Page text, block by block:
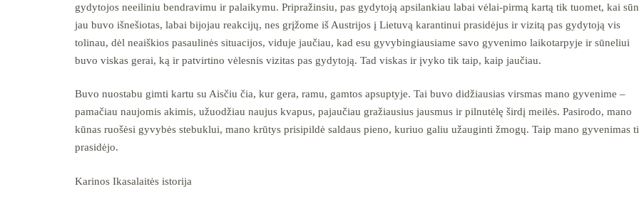
gydytojos neeiliniu bendravimu ir palaikymu. Pripražinsiu, pas gydytoją apsilankiau labai vėlai-pirmą kartą tik tuomet, kai
jau buvo išnešiotas, labai bijojau reakcijų, nes grįžome iš Austrijos į Lietuvą karantinui prasidėjus ir vizitą pas gydytoją vis
tolinau, dėl neaiškios pasaulinės situacijos, viduje jaučiau, kad esu gyvybingiausiame savo gyvenimo laikotarpyje ir sūneliui
buvo viskas gerai, ką ir patvirtino vėlesnis vizitas pas gydytoją. Tad viskas ir įvyko tik taip, kaip jaučiau.
Buvo nuostabu gimti kartu su Aisčiu čia, kur gera, ramu, gamtos apsuptyje. Tai buvo didžiausias virsmas mano gyvenime –
pamačiau naujomis akimis, užuodžiau naujus kvapus, pajaučiau gražiausius jausmus ir pilnutėlę širdį meilės. Pasirodo, mano
kūnas ruošėsi gyvybės stebuklui, mano krūtys prisipildė saldaus pieno, kuriuo galiu užauginti žmogų. Taip mano gyvenimas
prasidėjo.
Karinos Ikasalaitės istorija